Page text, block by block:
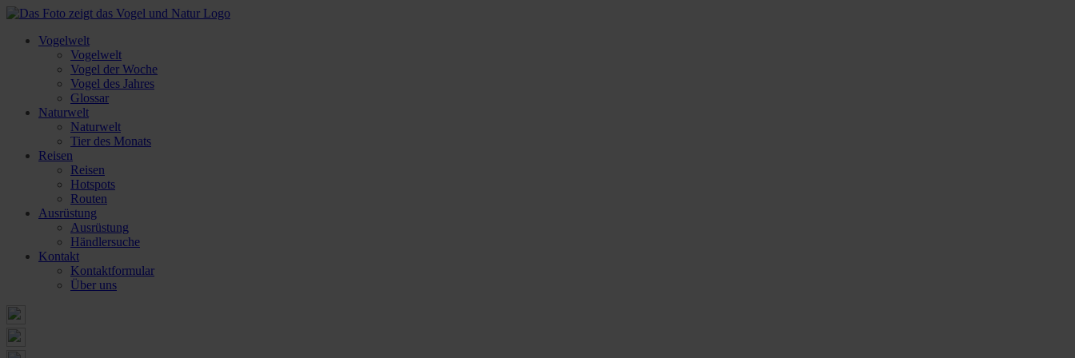
Vogelwelt
Vogelwelt
Vogel der Woche
Vogel des Jahres
Glossar
Naturwelt
Naturwelt
Tier des Monats
Reisen
Reisen
Hotspots
Routen
Ausrüstung
Ausrüstung
Händlersuche
Kontakt
Kontaktformular
Über uns